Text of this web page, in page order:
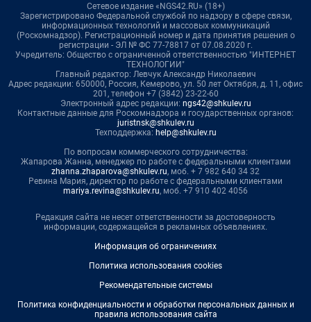
Сетевое издание «NGS42.RU» (18+)
Зарегистрировано Федеральной службой по надзору в сфере связи,
информационных технологий и массовых коммуникаций
(Роскомнадзор). Регистрационный номер и дата принятия решения о
регистрации - ЭЛ № ФС 77-78817 от 07.08.2020 г.
Учредитель: Общество с ограниченной ответственностью "ИНТЕРНЕТ
ТЕХНОЛОГИИ"
Главный редактор: Левчук Александр Николаевич
Адрес редакции: 650000, Россия, Кемерово, ул. 50 лет Октября, д. 11, офис
201, телефон +7 (3842) 23-22-60
Электронный адрес редакции: ngs42@shkulev.ru
Контактные данные для Роскомнадзора и государственных органов:
juristnsk@shkulev.ru
Техподдержка: help@shkulev.ru
По вопросам коммерческого сотрудничества:
Жапарова Жанна, менеджер по работе с федеральными клиентами
zhanna.zhaparova@shkulev.ru, моб. + 7 982 640 34 32
Ревина Мария, директор по работе с федеральными клиентами
mariya.revina@shkulev.ru, моб. +7 910 402 4056
Редакция сайта не несет ответственности за достоверность
информации, содержащейся в рекламных объявлениях.
Информация об ограничениях
Политика использования cookies
Рекомендательные системы
Политика конфиденциальности и обработки персональных данных и
правила использования сайта